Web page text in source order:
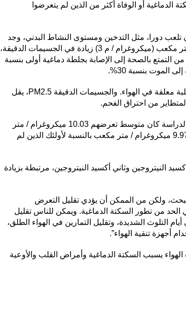
الدماغية أو الوفاة أكثر من الذين لم يتعرضوا
دورا، مثل التدخين ومستوى النشاط البدني، وجد
الباحثون أنه مع كل 5 ميكروغرام لكل متر مكعب (ميكروغرام / م 3) زيادة في الجسيمات الدقيقة،
التمتع بالصحة إلى الإصابة بجلطة دماغية أولى بنسبة
وتتكون الجسيمات من سوائل أو مواد صلبة معلقة في الهواء. والجسيمات الدقيقة PM2.5، يقل
وأولئك الذين أصيبوا بسكتة دماغية أثناء الدراسة كان متوسط ​​تعرضهم 10.03 ميكروغرام / متر
مكعب من جسيمات PM2.5، مقارنة بـ 9.97 ميكروغرام / متر مكعب بالنسبة لأولئك الذين لم
النيتروجين وثاني أكسيد النيتروجين، مرتبطة بزيادة
ولكن من الممكن أن يؤدي تقليل التعرض
الحد من تطور السكتة الدماغية. ويمكن للناس تقليل
التلوث الشديدة، وتقليل التمارين في الهواء الطلق،
أجهزة تنقية الهواء”.
الهواء يسبب السكتة الدماغية وأمراض القلب والأوعية